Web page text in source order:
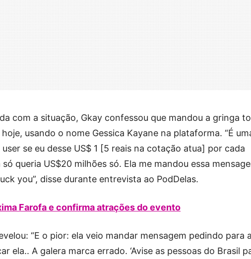
com a situação, Gkay confessou que mandou a gringa
usando o nome Gessica Kayane na plataforma. “É
se eu desse US$ 1 [5 reais na cotação atua] por cada
só queria US$20 milhões só. Ela me mandou essa
you”, disse durante entrevista ao PodDelas.
Farofa e confirma atrações do evento
“E o pior: ela veio mandar mensagem pedindo para
ela.. A galera marca errado. ‘Avise as pessoas do Brasil